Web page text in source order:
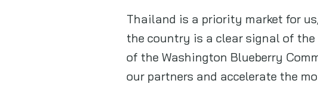
Thailand is a priority market for
the country is a clear signal of the
of the Washington Blueberry
our partners and accelerate the